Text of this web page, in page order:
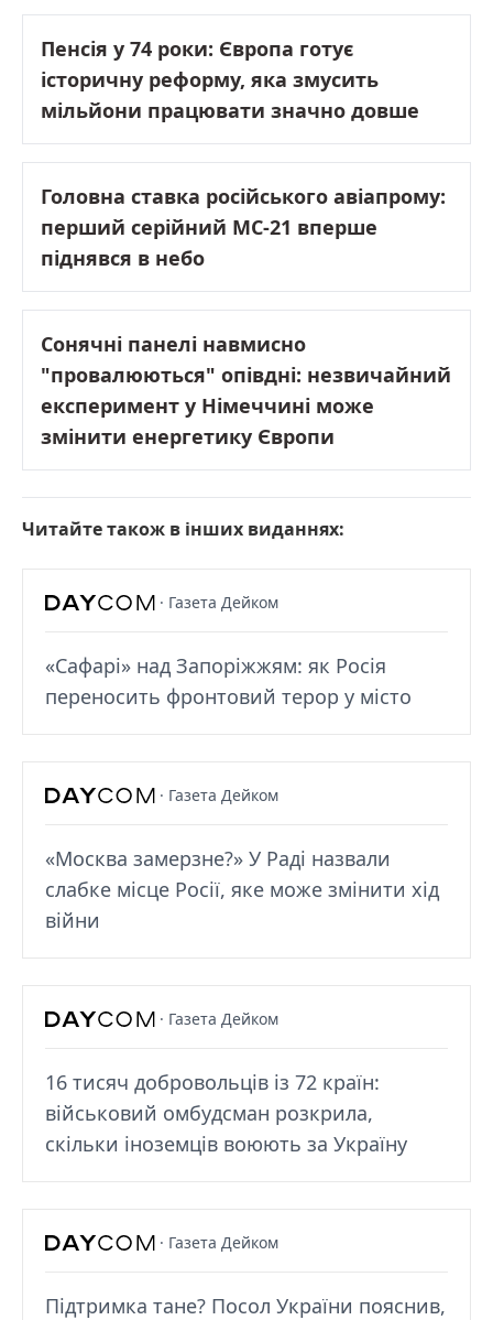
Пенсія у 74 роки: Європа готує
історичну реформу, яка змусить
мільйони працювати значно довше
Головна ставка російського авіапрому:
перший серійний МС-21 вперше
піднявся в небо
Сонячні панелі навмисно
"провалюються" опівдні: незвичайний
експеримент у Німеччині може
змінити енергетику Європи
Читайте також в інших виданнях:
· Газета Дейком
«Сафарі» над Запоріжжям: як Росія
переносить фронтовий терор у місто
· Газета Дейком
«Москва замерзне?» У Раді назвали
слабке місце Росії, яке може змінити хід
війни
· Газета Дейком
16 тисяч добровольців із 72 країн:
військовий омбудсман розкрила,
скільки іноземців воюють за Україну
· Газета Дейком
Підтримка тане? Посол України пояснив,